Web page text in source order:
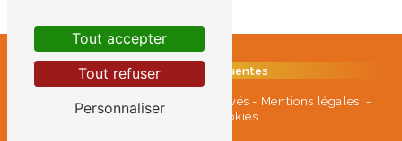
Recherches fréquentes
Vistalid- 2026 - Tous droits réservés - Mentions légales -
Gestion des cookies
Tout accepter
Tout refuser
Personnaliser